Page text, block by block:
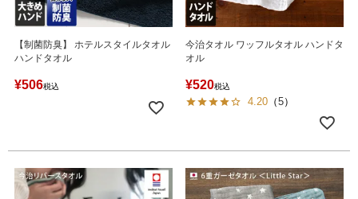
【制菌防臭】 ホテルスタイルタオル
ハンドタオル
¥506税込
今治タオル ワッフルタオル ハンドタ
オル
¥520税込
4.20 （5）